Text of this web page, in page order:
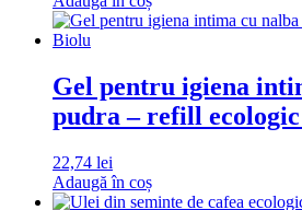
Gel pentru igiena
pudra – refill
22,74 lei
Adaugă în coș